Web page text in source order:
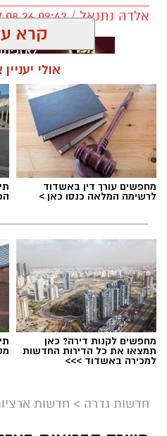
אלדה נתנאל / 09:43 07.08.26
תגים: דרושים באשדוד
במסגרת התפקיד יידרש
קרא
אולי
מחפשים עורך דין באשדוד
לרשימה המלאה כנסו כאן >
מחפשים לקנות דירה? כאן
תמצאו את כל הדירות החדשות
למכירה באשדוד >>>
חדשות גדרה > חדשות